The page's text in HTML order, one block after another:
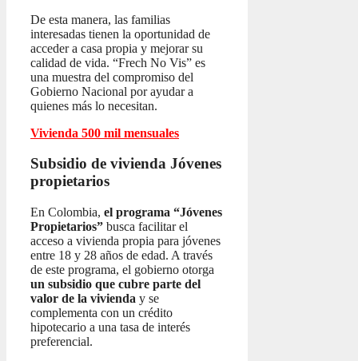
De esta manera, las familias
interesadas tienen la oportunidad de
acceder a casa propia y mejorar su
calidad de vida. “Frech No Vis” es
una muestra del compromiso del
Gobierno Nacional por ayudar a
quienes más lo necesitan.
Vivienda 500 mil mensuales
Subsidio de vivienda Jóvenes
propietarios
En Colombia, el programa “Jóvenes
Propietarios” busca facilitar el
acceso a vivienda propia para jóvenes
entre 18 y 28 años de edad. A través
de este programa, el gobierno otorga
un subsidio que cubre parte del
valor de la vivienda y se
complementa con un crédito
hipotecario a una tasa de interés
preferencial.